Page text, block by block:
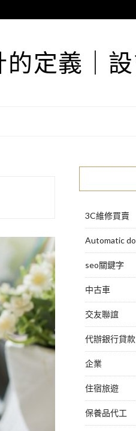
定義｜
3C維修買賣
Automatic
seo關鍵字
中古車
交友聯誼
代辦銀行貸款
企業
住宿旅遊
保養品代工